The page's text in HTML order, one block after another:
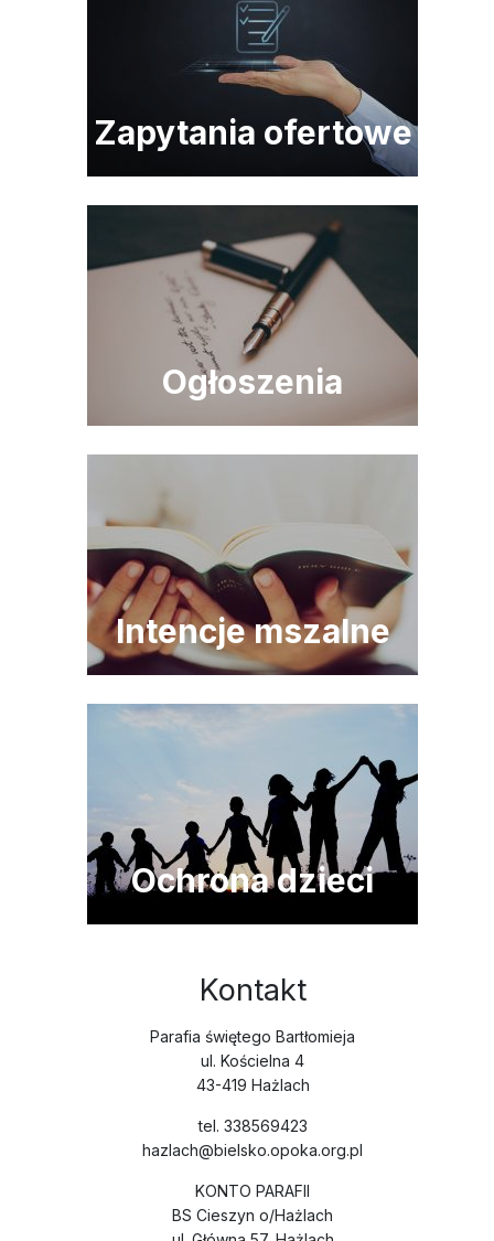
Zapytania ofertowe
Ogłoszenia
Intencje mszalne
Ochrona dzieci
Kontakt
Parafia świętego Bartłomieja
ul. Kościelna 4
43-419 Hażlach
tel. 338569423
hazlach@bielsko.opoka.org.pl
KONTO PARAFII
BS Cieszyn o/Hażlach